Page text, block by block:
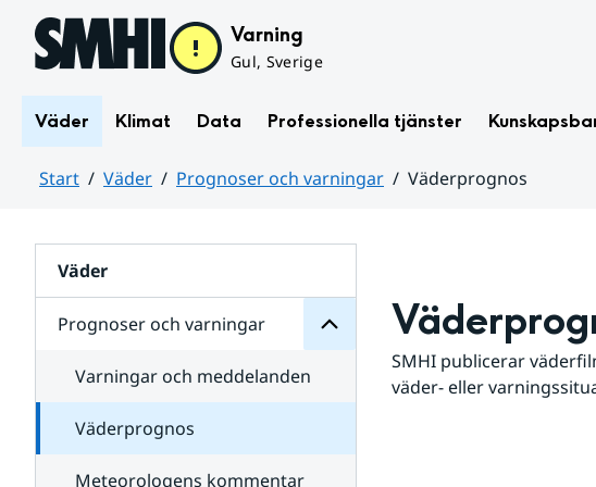
Hoppa till sidans innehåll Varning
Gul, Sverige
Väder Klimat Data Professionella tjänster
Start Väder Prognoser och varningar
Väderprognos
Väder
Prognoser och varningar
för
varningar
Varningar och meddelanden
Väderprognos
Meteorologens kommentar
SMHI publicerar
väder- eller